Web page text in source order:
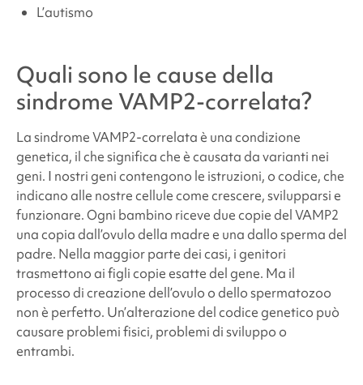
L’autismo
Quali sono le cause della
sindrome VAMP2-correlata?
Lasindrome VAMP2-correlataè una condizione
genetica, il che significa che è causata da varianti nei
geni. I nostri geni contengono le istruzioni, o codice, che
indicano alle nostre cellule come crescere, svilupparsi e
funzionare. Ogni bambino riceve due copie del VAMP2
una copia dall’ovulo della madre e una dallo sperma del
padre. Nella maggior parte dei casi, i genitori
trasmettono ai figli copie esatte del gene. Ma il
processo di creazione dell’ovulo o dello spermatozoo
non è perfetto. Un’alterazione del codice genetico può
causare problemi fisici, problemi di sviluppo o
entrambi.